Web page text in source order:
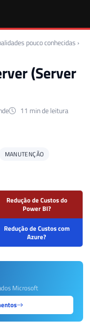
pouco conhecidas ›
(Server
11 min de leitura
MANUTENÇÃO
Redução de Custos do
Power BI?
Redução de Custos com
Azure?
Microsoft